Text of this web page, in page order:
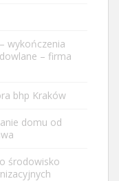
wykończenia
– firma
bhp Kraków
domu od
środowisko